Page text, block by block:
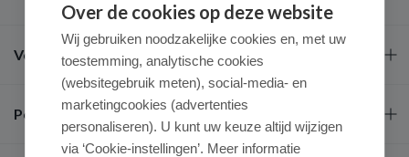
Veel gestelde vragen
Populaire merken
Over de cookies op deze website
Wij gebruiken noodzakelijke cookies en, met uw
toestemming, analytische cookies
(websitegebruik meten), social-media- en
marketingcookies (advertenties
personaliseren). U kunt uw keuze altijd wijzigen
via ‘Cookie-instellingen’. Meer informatie